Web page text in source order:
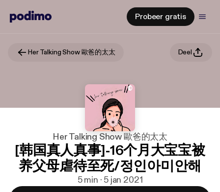
Probeer gratis
Her Talking Show 歐爸的太太 Deel
Her Talking Show 歐爸的太太
[韩国真人真事]-16个月大宝宝被
养父母虐待至死/정인아미안해
5 min · 5 jan 2021